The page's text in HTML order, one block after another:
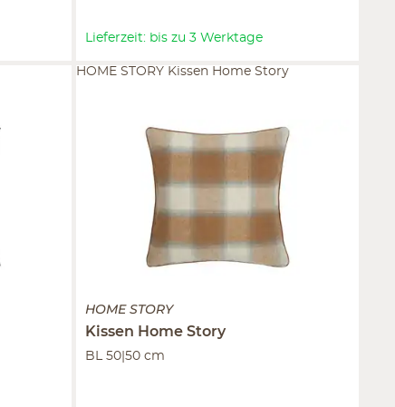
Lieferzeit: bis zu 3 Werktage
HOME STORY
Kissen Home Story
BL 50|50 cm
HOME STORY Kissen Home Story